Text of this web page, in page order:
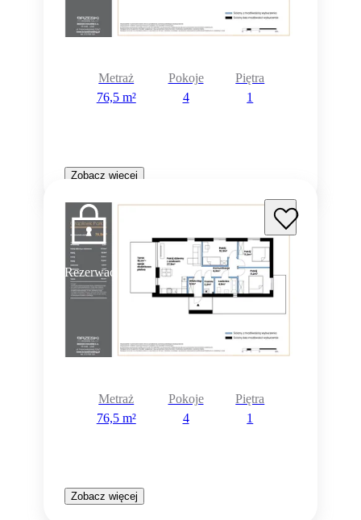
Metraż
76,5 m²
Pokoje
4
Piętra
1
Zobacz więcej
Rezerwacja
Metraż
76,5 m²
Pokoje
4
Piętra
1
Zobacz więcej